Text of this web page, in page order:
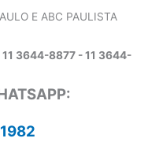
E ABC PAULISTA
3644-8877 - 11 3644-